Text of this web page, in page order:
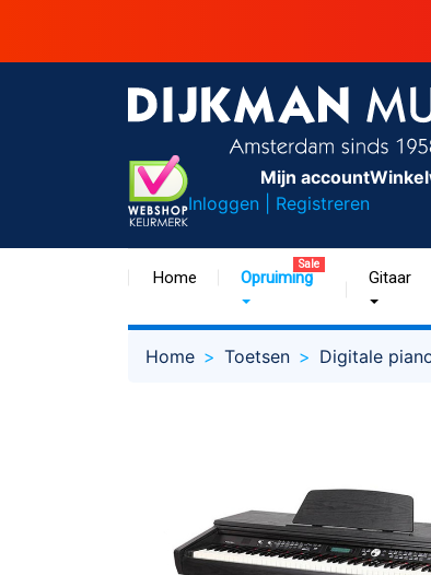
Mijn account
Inloggen | Registreren
Home Opruiming
Sale
Gitaar
Home Toetsen Digitale